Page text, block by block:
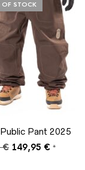
OF STOCK
Pant 2025
€ Ursprünglicher
149,95 €Aktueller
*